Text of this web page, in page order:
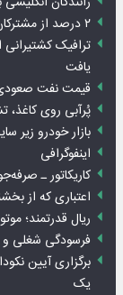
۲ درصد از مشترکان ۱۰ درصد برق خانگی را مصرف می‌کنند!
یافت
قیمت نفت
پُرآبی روی
بازار خودرو زیر
اینفوگرافی
کاریکاتور ـ
اعتباری که از
ریال قدرتمند؛
فرسودگی شغلی و
برگزاری آیین
یک